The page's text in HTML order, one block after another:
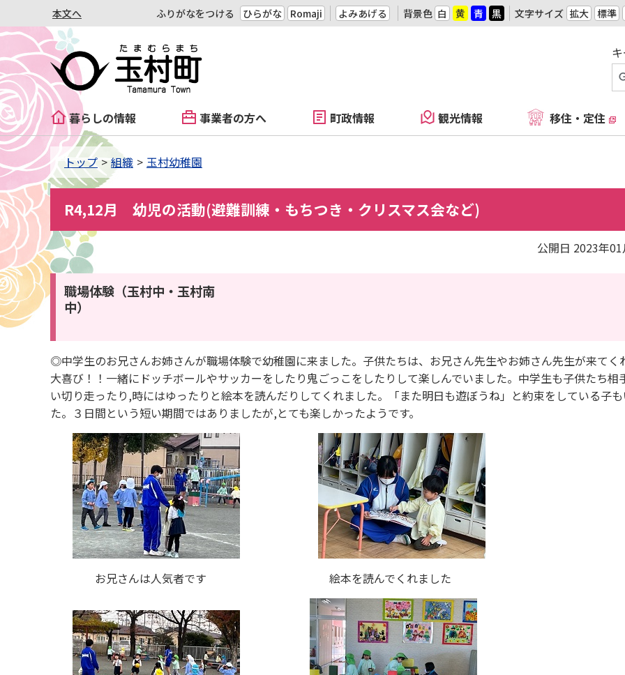
本文へ ふりがなをつける ひらがな Romaji よみあげる 背景色 白 黄 青 黒 文字サイズ 拡大 標準
暮らしの情報 事業者の方へ 町政情報 観光情報 移住・定住
トップ 組織 玉村幼稚園
R4,12月 幼児の活動(避難訓練・もちつき・クリスマス会など)
公開日 2023年01
職場体験（玉村中・玉村南
中
◎中学生のお兄さんお姉さんが職場体験で幼稚園に来ました。子供たちは、お兄さん先生やお姉さん先生が来てく
大喜び！！一緒にドッチボールやサッカーをしたり鬼ごっこをしたりして楽しんでいました。中学生も子供たち相
い切り走ったり,時にはゆったりと絵本を読んだりしてくれました。「また明日も遊ぼうね」と約束をしている子
た。３日間という短い期間ではありましたが,とても楽しかったようです。
お兄さんは人気者です 絵本を読んでくれました